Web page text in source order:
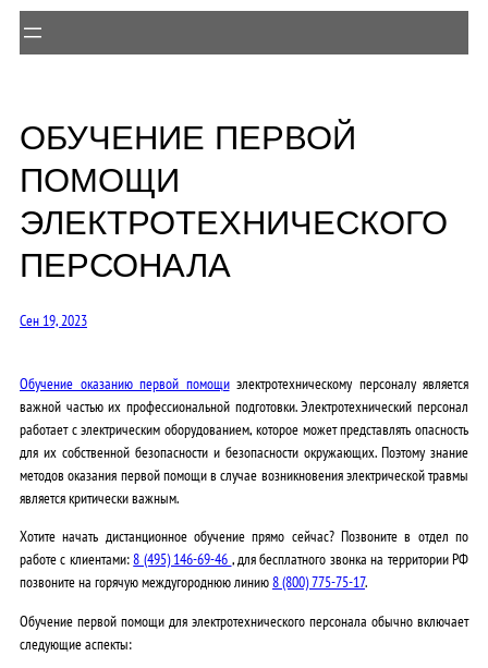
ОБУЧЕНИЕ ПЕРВОЙ
ПОМОЩИ
ЭЛЕКТРОТЕХНИЧЕСКОГО
ПЕРСОНАЛА
Сен 19, 2023
Обучение оказанию первой помощиэлектротехническому персоналу является
важной частью их профессиональной подготовки. Электротехнический персонал
работает с электрическим оборудованием, которое может представлять опасность
для их собственной безопасности и безопасности окружающих. Поэтому знание
методов оказания первой помощи в случае возникновения электрической травмы
является критически важным.
Хотите начать дистанционное обучение прямо сейчас? Позвонитев отдел по
работе с клиентами:8 (495) 146-69-46 , для бесплатного звонка на территории РФ
позвоните на горячую междугороднюю линию8 (800) 775-75-17.
Обучение первой помощи для электротехнического персонала обычно включает
следующие аспекты: